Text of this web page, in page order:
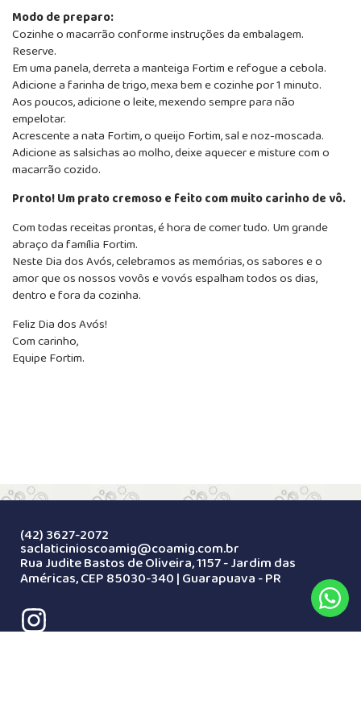
Modo de preparo:
Cozinhe o macarrão conforme instruções da embalagem.
Reserve.
Em uma panela, derreta a manteiga Fortim e refogue a cebola.
Adicione a farinha de trigo, mexa bem e cozinhe por 1 minuto.
Aos poucos, adicione o leite, mexendo sempre para não
empelotar.
Acrescente a nata Fortim, o queijo Fortim, sal e noz-moscada.
Adicione as salsichas ao molho, deixe aquecer e misture com o
macarrão cozido.
Pronto! Um prato cremoso e feito com muito carinho de vô.
Com todas receitas prontas, é hora de comer tudo. Um grande
abraço da família Fortim.
Neste Dia dos Avós, celebramos as memórias, os sabores e o
amor que os nossos vovôs e vovós espalham todos os dias,
dentro e fora da cozinha.
Feliz Dia dos Avós!
Com carinho,
Equipe Fortim.
(42) 3627-2072
saclaticinioscoamig@coamig.com.br
Rua Judite Bastos de Oliveira, 1157 - Jardim das
Américas, CEP 85030-340 | Guarapuava - PR